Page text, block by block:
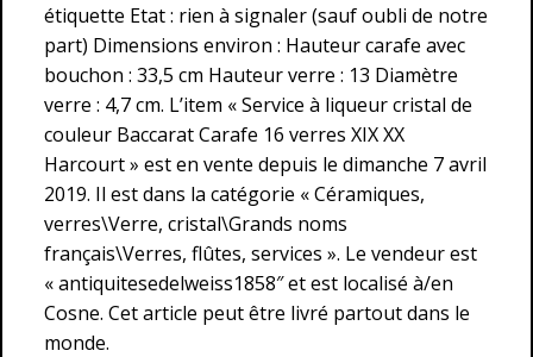
étiquette Etat : rien à signaler (sauf oubli de notre
part) Dimensions environ : Hauteur carafe avec
bouchon : 33,5 cm Hauteur verre : 13 Diamètre
verre : 4,7 cm. L’item « Service à liqueur cristal de
couleur Baccarat Carafe 16 verres XIX XX
Harcourt » est en vente depuis le dimanche 7 avril
2019. Il est dans la catégorie « Céramiques,
verres\Verre, cristal\Grands noms
français\Verres, flûtes, services ». Le vendeur est
« antiquitesedelweiss1858″ et est localisé à/en
Cosne. Cet article peut être livré partout dans le
monde.